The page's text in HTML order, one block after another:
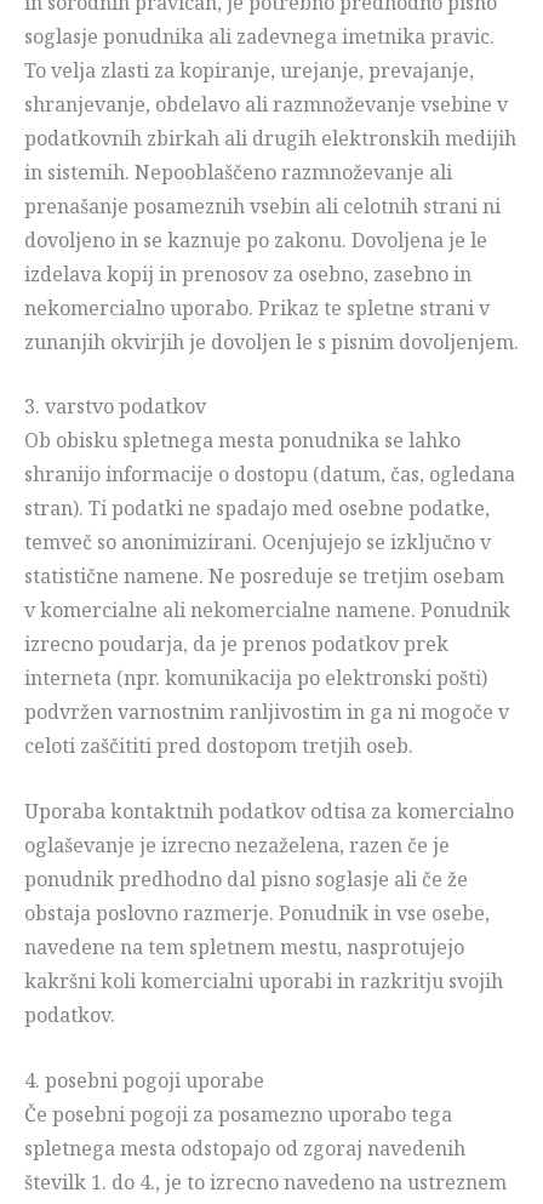
soglasje ponudnika ali zadevnega imetnika pravic.
To velja zlasti za kopiranje, urejanje, prevajanje,
shranjevanje, obdelavo ali razmnoževanje vsebine v
podatkovnih zbirkah ali drugih elektronskih medijih
in sistemih. Nepooblaščeno razmnoževanje ali
prenašanje posameznih vsebin ali celotnih strani ni
dovoljeno in se kaznuje po zakonu. Dovoljena je le
izdelava kopij in prenosov za osebno, zasebno in
nekomercialno uporabo. Prikaz te spletne strani v
zunanjih okvirjih je dovoljen le s pisnim dovoljenjem.
3. varstvo podatkov
Ob obisku spletnega mesta ponudnika se lahko
shranijo informacije o dostopu (datum, čas, ogledana
stran). Ti podatki ne spadajo med osebne podatke,
temveč so anonimizirani. Ocenjujejo se izključno v
statistične namene. Ne posreduje se tretjim osebam
v komercialne ali nekomercialne namene. Ponudnik
izrecno poudarja, da je prenos podatkov prek
interneta (npr. komunikacija po elektronski pošti)
podvržen varnostnim ranljivostim in ga ni mogoče v
celoti zaščititi pred dostopom tretjih oseb.
Uporaba kontaktnih podatkov odtisa za komercialno
oglaševanje je izrecno nezaželena, razen če je
ponudnik predhodno dal pisno soglasje ali če že
obstaja poslovno razmerje. Ponudnik in vse osebe,
navedene na tem spletnem mestu, nasprotujejo
kakršni koli komercialni uporabi in razkritju svojih
podatkov.
4. posebni pogoji uporabe
Če posebni pogoji za posamezno uporabo tega
spletnega mesta odstopajo od zgoraj navedenih
številk 1. do 4., je to izrecno navedeno na ustreznem